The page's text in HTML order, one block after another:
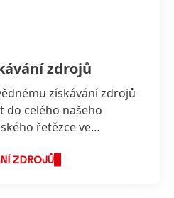
zdrojů
získávání zdrojů
celého našeho
řetězce ve
spolupráce s
ZDROJŮ